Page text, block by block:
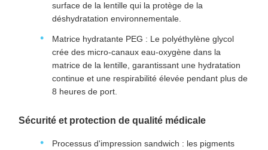
surface de la lentille qui la protège de la
déshydratation environnementale.
Matrice hydratante PEG : Le polyéthylène glycol
crée des micro-canaux eau-oxygène dans la
matrice de la lentille, garantissant une hydratation
continue et une respirabilité élevée pendant plus de
8 heures de port.
Sécurité et protection de qualité médicale
Processus d'impression sandwich : les pigments